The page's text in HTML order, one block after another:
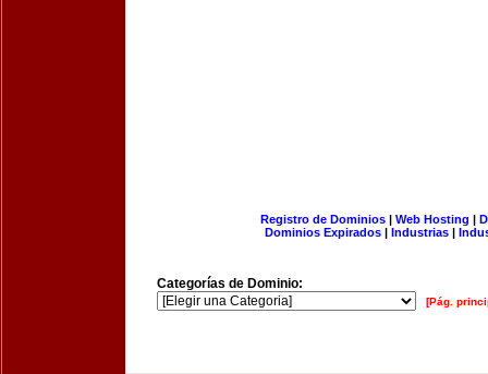
Registro de Dominios| Web Hosting |
Dominios Expirados | Industrias |
Categorías de Dominio:
[Pág.